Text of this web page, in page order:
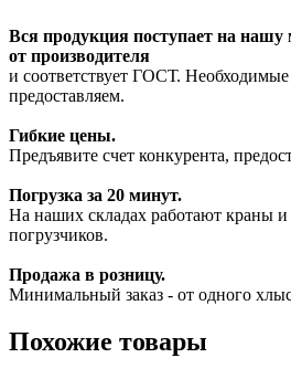
Вся продукция поступает на
от производителя
и соответствует ГОСТ. Необходимые
предоставляем.
Гибкие цены.
Предъявите счет конкурента,
Погрузка за 20 минут.
На наших складах работают краны и
погрузчиков.
Продажа в розницу.
Минимальный заказ - от одного
Похожие товары